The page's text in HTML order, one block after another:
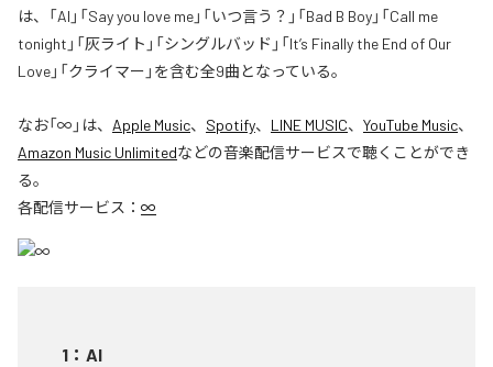
は、「AI」「Say you love me」「いつ言う？」「Bad B Boy」「Call me
tonight」「灰ライト」「シングルバッド」「It’s Finally the End of Our
Love」「クライマー」を含む全9曲となっている。
なお「∞ 」は、 Apple Music、 Spotify、 LINE MUSIC、 YouTube Music、
Amazon Music Unlimitedなどの音楽配信サービスで聴くことができ
る。
各配信サービス： ∞
1 ： AI